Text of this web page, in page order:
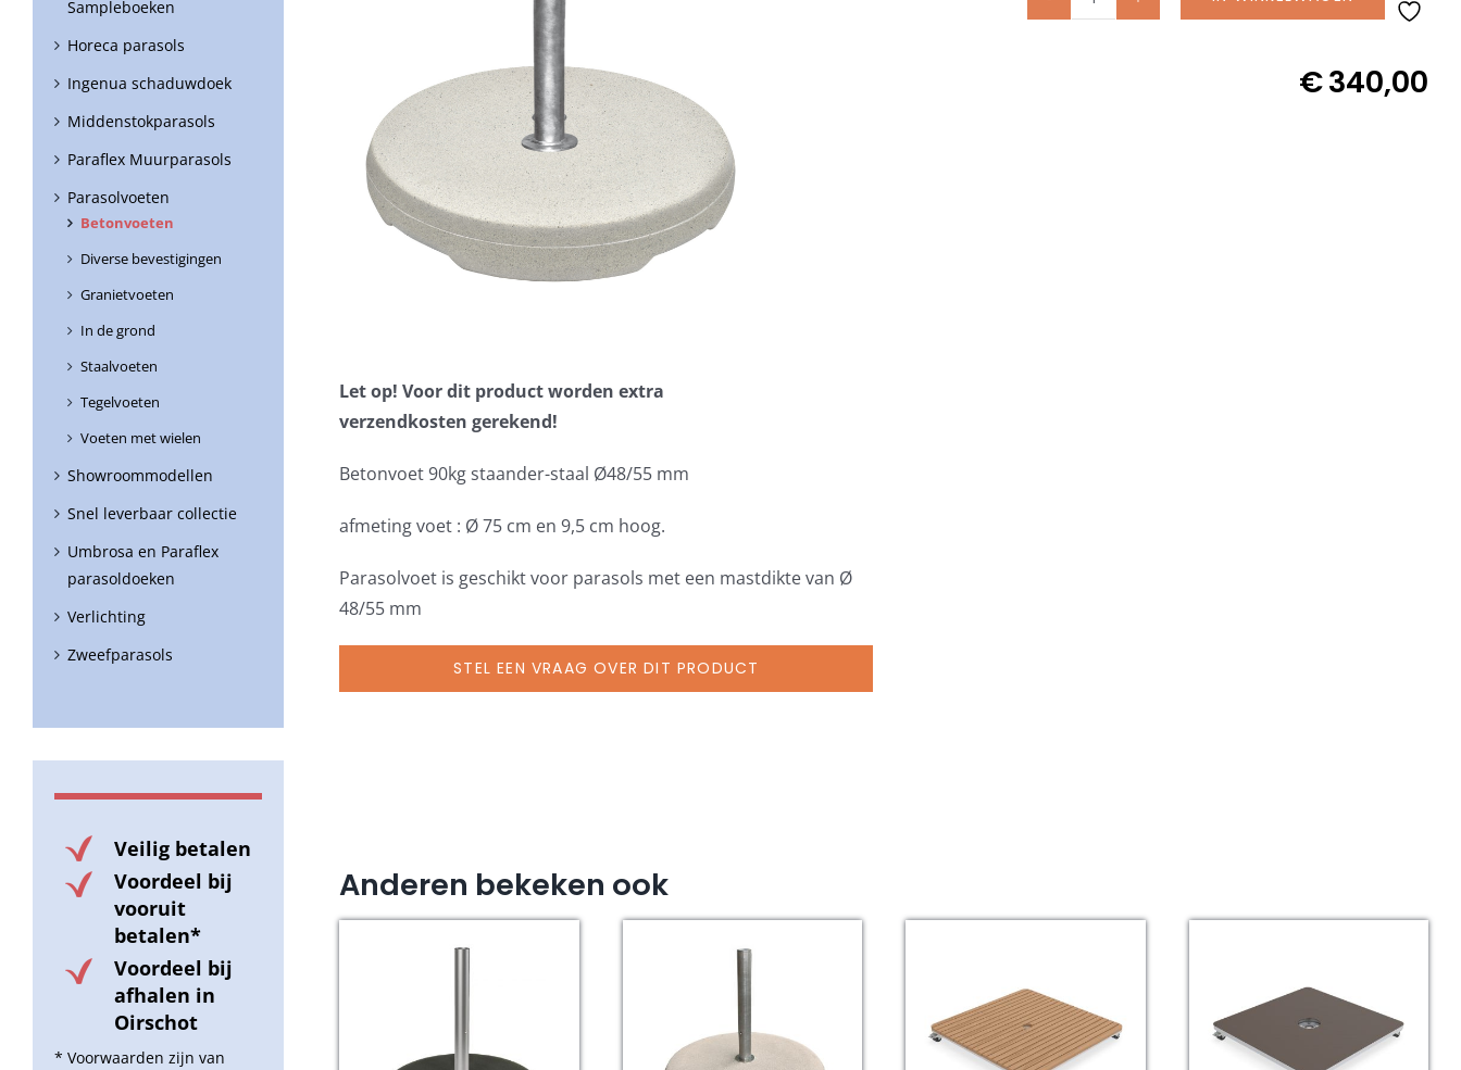
Let op! Voor dit product worden extra
verzendkosten gerekend!
Glatz
€340,00
Betonvoet 90kg staander-staal Ø48/55 mm
afmeting voet : Ø 75 cm en 9,5 cm hoog.
Parasolvoet is geschikt voor parasols met een mastdikte van Ø
48/55 mm
STEL EEN VRAAG OVER DIT PRODUCT
Anderen bekeken ook
Sampleboeken
Horeca parasols
Ingenua schaduwdoek
Middenstokparasols
Paraflex Muurparasols
Parasolvoeten
Betonvoeten
Diverse bevestigingen
Granietvoeten
In de grond
Staalvoeten
Tegelvoeten
Voeten met wielen
Showroommodellen
Snel leverbaar collectie
Umbrosa en Paraflex
parasoldoeken
Verlichting
Zweefparasols
Veilig betalen
Voordeel bij
vooruit
betalen*
Voordeel bij
afhalen in
Oirschot
* Voorwaarden zijn van